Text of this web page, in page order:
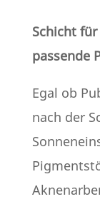
Schicht
passende
Egal ob
nach der